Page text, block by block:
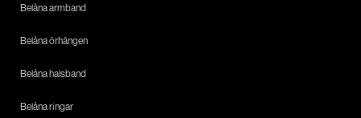
Belåna armband
Belåna örhängen
Belåna halsband
Belåna ringar